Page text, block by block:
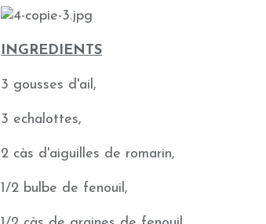
INGREDIENTS
3 gousses d'ail,
3 echalottes,
2 càs d'aiguilles de romarin,
1/2 bulbe de fenouil,